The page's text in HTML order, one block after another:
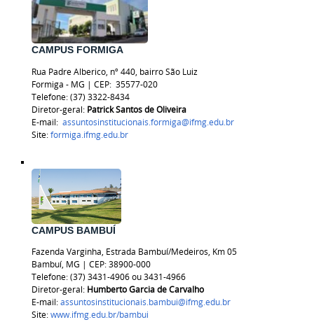
CAMPUS FORMIGA
Rua Padre Alberico, nº 440, bairro São Luiz
Formiga - MG | CEP: 35577-020
Telefone: (37) 3322-8434
Diretor-geral: Patrick Santos de Oliveira
E-mail: assuntosinstitucionais.formiga@ifmg.edu.br
Site:formiga.ifmg.edu.br
CAMPUS BAMBUÍ
Fazenda Varginha, Estrada Bambuí/Medeiros, Km 05
Bambuí, MG | CEP: 38900-000
Telefone: (37) 3431-4906 ou 3431-4966
Diretor-geral: Humberto Garcia de Carvalho
E-mail:assuntosinstitucionais.bambui@ifmg.edu.br
Site:www.ifmg.edu.br/bambui